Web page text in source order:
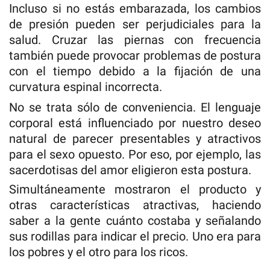
Incluso si no estás embarazada, los cambios
de presión pueden ser perjudiciales para la
salud. Cruzar las piernas con frecuencia
también puede provocar problemas de postura
con el tiempo debido a la fijación de una
curvatura espinal incorrecta.
No se trata sólo de conveniencia. El lenguaje
corporal está influenciado por nuestro deseo
natural de parecer presentables y atractivos
para el sexo opuesto. Por eso, por ejemplo, las
sacerdotisas del amor eligieron esta postura.
Simultáneamente mostraron el producto y
otras características atractivas, haciendo
saber a la gente cuánto costaba y señalando
sus rodillas para indicar el precio. Uno era para
los pobres y el otro para los ricos.